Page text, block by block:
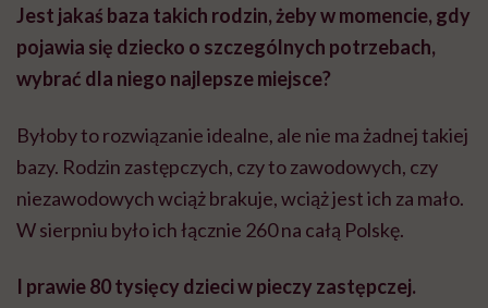
Jest jakaś baza takich rodzin, żeby w momencie, gdy
pojawia się dziecko o szczególnych potrzebach,
wybrać dla niego najlepsze miejsce?
Byłoby to rozwiązanie idealne, ale nie ma żadnej takiej
bazy. Rodzin zastępczych, czy to zawodowych, czy
niezawodowych wciąż brakuje, wciąż jest ich za mało.
W sierpniu było ich łącznie 260 na całą Polskę.
I prawie 80 tysięcy dzieci w pieczy zastępczej.